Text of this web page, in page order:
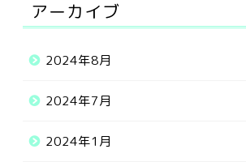
アーカイブ
2024年8月
2024年7月
2024年1月